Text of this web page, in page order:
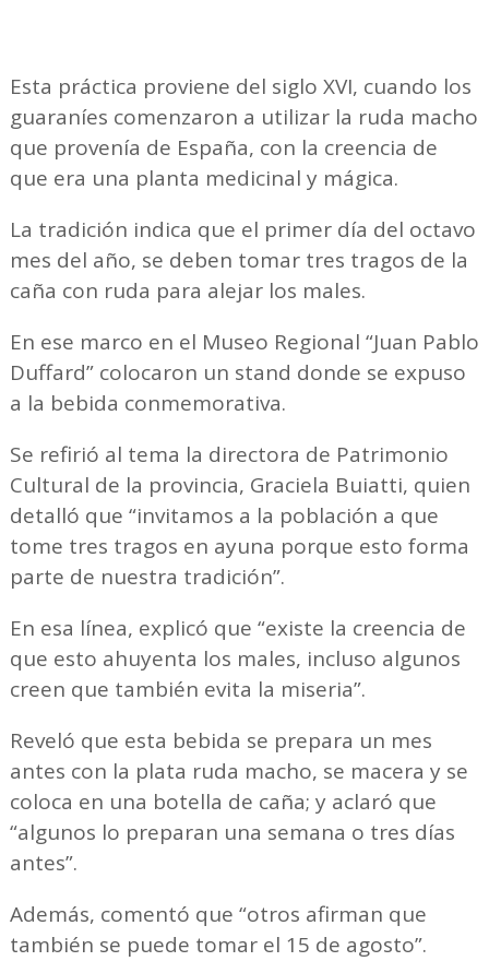
Esta práctica proviene del siglo XVI, cuando los
guaraníes comenzaron a utilizar la ruda macho
que provenía de España, con la creencia de
que era una planta medicinal y mágica.
La tradición indica que el primer día del octavo
mes del año, se deben tomar tres tragos de la
caña con ruda para alejar los males.
En ese marco en el Museo Regional “Juan Pablo
Duffard” colocaron un stand donde se expuso
a la bebida conmemorativa.
Se refirió al tema la directora de Patrimonio
Cultural de la provincia, Graciela Buiatti, quien
detalló que “invitamos a la población a que
tome tres tragos en ayuna porque esto forma
parte de nuestra tradición”.
En esa línea, explicó que “existe la creencia de
que esto ahuyenta los males, incluso algunos
creen que también evita la miseria”.
Reveló que esta bebida se prepara un mes
antes con la plata ruda macho, se macera y se
coloca en una botella de caña; y aclaró que
“algunos lo preparan una semana o tres días
antes”.
Además, comentó que “otros afirman que
también se puede tomar el 15 de agosto”.